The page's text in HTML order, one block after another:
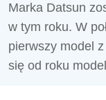
Marka Datsun
w tym roku. W
pierwszy model
się od roku